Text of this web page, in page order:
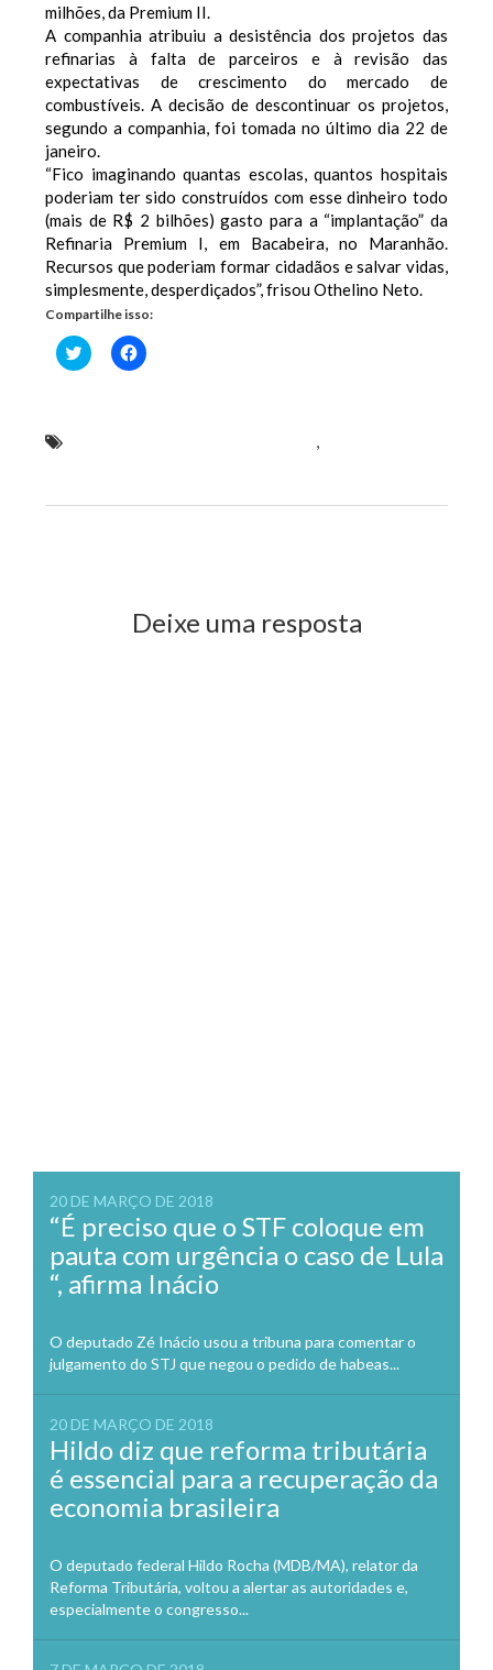
milhões, da Premium II.
A companhia atribuiu a desistência dos projetos das
refinarias à falta de parceiros e à revisão das
expectativas de crescimento do mercado de
combustíveis. A decisão de descontinuar os projetos,
segundo a companhia, foi tomada no último dia 22 de
janeiro.
“Fico imaginando quantas escolas, quantos hospitais
poderiam ter sido construídos com esse dinheiro todo
(mais de R$ 2 bilhões) gasto para a “implantação” da
Refinaria Premium I, em Bacabeira, no Maranhão.
Recursos que poderiam formar cidadãos e salvar vidas,
simplesmente, desperdiçados”, frisou Othelino Neto.
Compartilhe isso:
Clique
para
Clique
para
,
Deixe uma resposta
20 DE MARÇO DE 2018
“É preciso que o STF coloque em
pauta com urgência o caso de Lula
“, afirma Inácio
O deputado Zé Inácio usou a tribuna para comentar o
julgamento do STJ que negou o pedido de habeas...
20 DE MARÇO DE 2018
Hildo diz que reforma tributária
é essencial para a recuperação da
economia brasileira
O deputado federal Hildo Rocha (MDB/MA), relator da
Reforma Tributária, voltou a alertar as autoridades e,
especialmente o congresso...